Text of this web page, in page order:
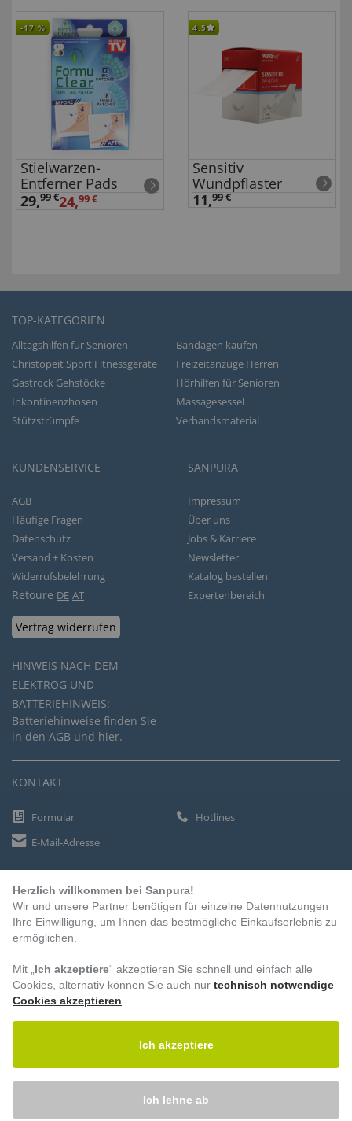
-17 %
Stielwarzen-
Entferner Pads
29,99 €24,99 €
4,5
Sensitiv
Wundpflaster
11,99 €
TOP-KATEGORIEN
Alltagshilfen für Senioren
Bandagen kaufen
Christopeit Sport Fitnessgeräte
Freizeitanzüge Herren
Gastrock Gehstöcke
Hörhilfen für Senioren
Inkontinenzhosen
Massagesessel
Stützstrümpfe
Verbandsmaterial
KUNDENSERVICE
AGB
Häufige Fragen
Datenschutz
Versand + Kosten
Widerrufsbelehrung
Retoure DE AT
Vertrag widerrufen
HINWEIS NACH DEM
ELEKTROG UND
BATTERIEHINWEIS:
Batteriehinweise finden Sie
in den AGB und hier.
SANPURA
Impressum
Über uns
Jobs & Karriere
Newsletter
Katalog bestellen
Expertenbereich
KONTAKT
Formular
Hotlines
E-Mail-Adresse
ZAHLUNGSARTEN
Vorkasse
BESUCHEN SIE UNS
Herzlich willkommen bei Sanpura!
Wir und unsere Partner benötigen für einzelne Datennutzungen
Ihre Einwilligung, um Ihnen das bestmögliche Einkaufserlebnis zu
ermöglichen.
Mit „ Ich akzeptiere“ akzeptieren Sie schnell und einfach alle
Cookies, alternativ können Sie auch nur technisch notwendige
Cookies akzeptieren
Ich akzeptiere
Ich lehne ab